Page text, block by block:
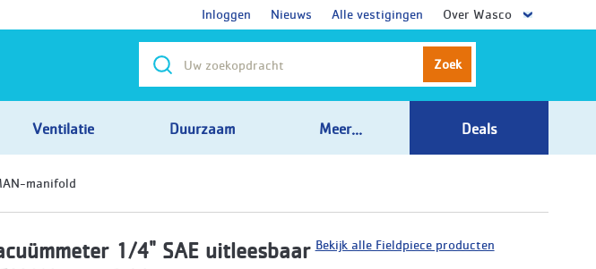
Inloggen Nieuws Alle vestigingen Over Wasco
Zoek
Ventilatie Duurzaam Meer... Deals
manifold
1/4" SAE uitleesbaar Bekijk alle Fieldpiece producten